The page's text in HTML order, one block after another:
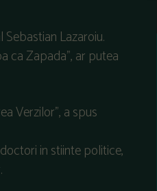
Lazaroiu.
ca Zapada", ar putea
Verzilor", a spus
in stiinte politice,